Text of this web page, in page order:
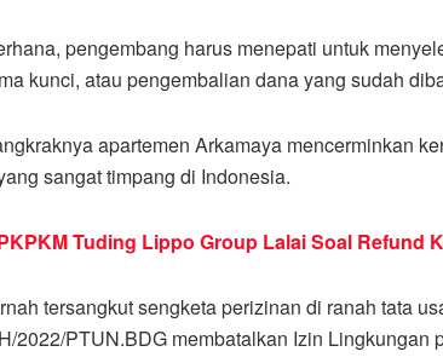
pengembang harus menepati untuk
kunci, atau pengembalian dana yang sudah
apartemen Arkamaya mencerminkan
sangat timpang di Indonesia.
Tuding Lippo Group Lalai Soal Refund
tersangkut sengketa perizinan di ranah tata
2022/PTUN.BDG membatalkan Izin Lingkungan